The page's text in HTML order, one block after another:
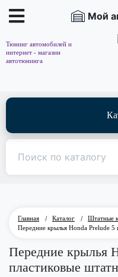
Мой
Тюнинг автомобилей и
интернет - магазин
автотюнинга
Главная / Каталог / Штатные
Передние крылья Honda Prelude 5
Передние крылья
пластиковые